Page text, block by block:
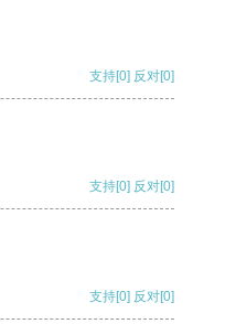
支持[0] 反对[0]
支持[0] 反对[0]
支持[0] 反对[0]